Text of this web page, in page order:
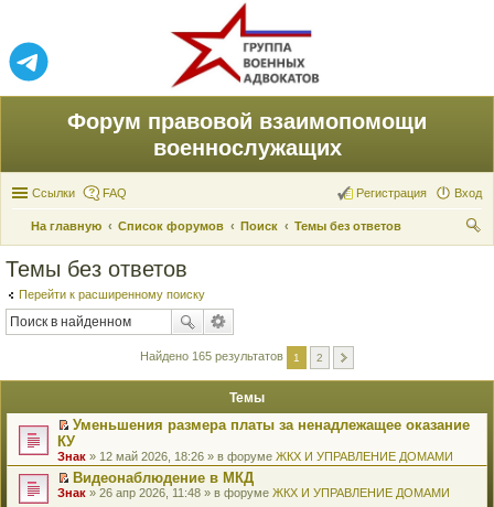
Форум правовой взаимопомощи
военнослужащих
Ссылки FAQ Вход
Регистрация
На главную Список форумов Поиск
Темы без ответов
Темы без ответов
Перейти к расширенному поиску
Найдено 165 результатов 1 2
Темы
П
е
р
е
й
Уменьшения размера платы за ненадлежащее оказание
КУ
Знак » 12 май 2026, 18:26 » в форуме ЖКХ И УПРАВЛЕНИЕ ДОМАМИ
П
Видеонаблюдение в МКД
Знак » 26 апр 2026, 11:48 » в форуме ЖКХ И УПРАВЛЕНИЕ ДОМАМИ